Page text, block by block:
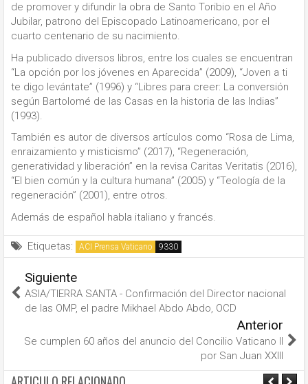
de promover y difundir la obra de Santo Toribio en el Año
Jubilar, patrono del Episcopado Latinoamericano, por el
cuarto centenario de su nacimiento.
Ha publicado diversos libros, entre los cuales se encuentran
“La opción por los jóvenes en Aparecida” (2009), “Joven a ti
te digo levántate” (1996) y “Libres para creer: La conversión
según Bartolomé de las Casas en la historia de las Indias”
(1993).
También es autor de diversos artículos como “Rosa de Lima,
enraizamiento y misticismo” (2017), “Regeneración,
generatividad y liberación” en la revisa Caritas Veritatis (2016),
“El bien común y la cultura humana” (2005) y “Teología de la
regeneración” (2001), entre otros.
Además de español habla italiano y francés.
Etiquetas: ACI Prensa Vaticano
Siguiente
ASIA/TIERRA SANTA - Confirmación del Director nacional
de las OMP, el padre Mikhael Abdo Abdo, OCD
Anterior
Se cumplen 60 años del anuncio del Concilio Vaticano II
por San Juan XXIII